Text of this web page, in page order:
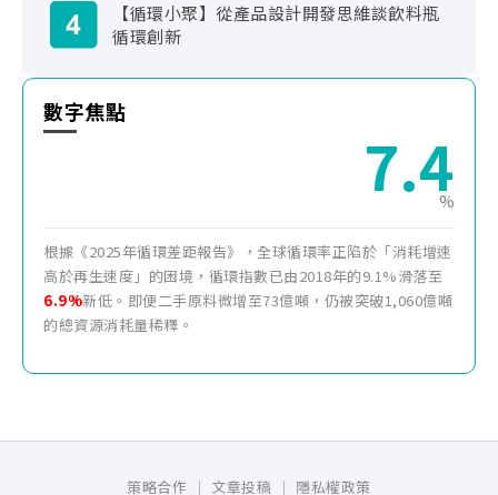
【循環小聚】從產品設計開發思維談飲料瓶
循環創新
數字焦點
%
7.1
根據《2025年循環差距報告》，全球循環率正陷於「消耗增速
高於再生速度」的困境，循環指數已由2018年的9.1%滑落至
6.9%新低。即便二手原料微增至73億噸，仍被突破1,060億噸
的總資源消耗量稀釋。
策略合作 文章投稿 隱私權政策